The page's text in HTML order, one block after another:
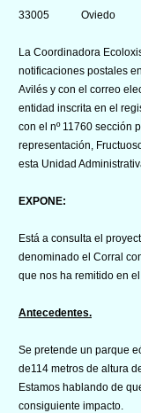
33005 Oviedo
La Coordinadora
notificaciones postales
Avilés y con el correo
entidad inscrita en el
con el nº 11760 sección
representación,
esta Unidad
EXPONE:
Está a consulta el
denominado el Corral
que nos ha remitido en
Antecedentes.
Se pretende un parque
de114 metros de altura
Estamos hablando de
consiguiente impacto.